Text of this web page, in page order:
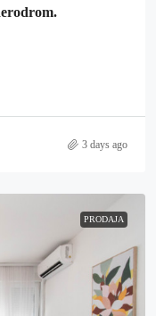
3 days ago
PRODAJA